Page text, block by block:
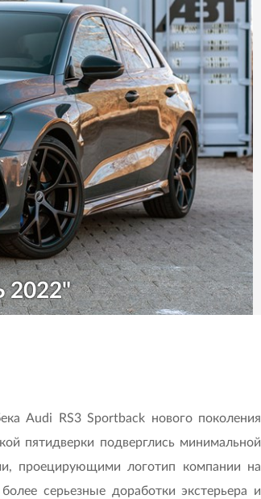
Audi RS3 Sportback нового поколения
пятидверки подверглись минимальной
проецирующими логотип компании на
серьезные доработки экстерьера и